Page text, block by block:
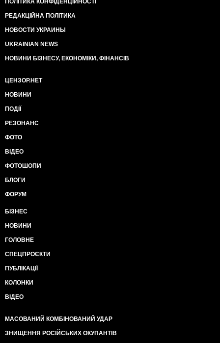
ПОЛІТИКА КОНФІДЕНЦІЙНОСТІ
РЕДАКЦІЙНА ПОЛІТИКА
НОВОСТИ УКРАИНЫ
UKRAINIAN NEWS
НОВИНИ БІЗНЕСУ, ЕКОНОМІКИ, ФІНАНСІВ
ЦЕНЗОР.НЕТ
НОВИНИ
ПОДІЇ
РЕЗОНАНС
ФОТО
ВІДЕО
ФОТОШОПИ
БЛОГИ
ФОРУМ
БІЗНЕС
НОВИНИ
ГОЛОВНЕ
СПЕЦПРОЄКТИ
ПУБЛІКАЦІЇ
КОЛОНКИ
ВІДЕО
МАСОВАНИЙ КОМБІНОВАНИЙ УДАР
ЗНИЩЕННЯ РОСІЙСЬКИХ ОКУПАНТІВ